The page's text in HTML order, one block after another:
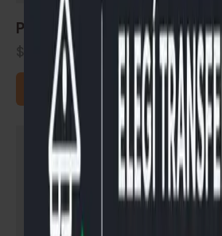
Piso flotante AC4 GS-Rustik-
READ